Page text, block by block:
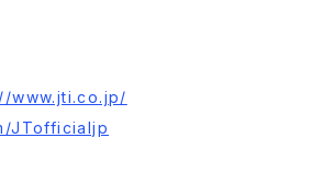
www.jti.co.jp/
JTofficialjp